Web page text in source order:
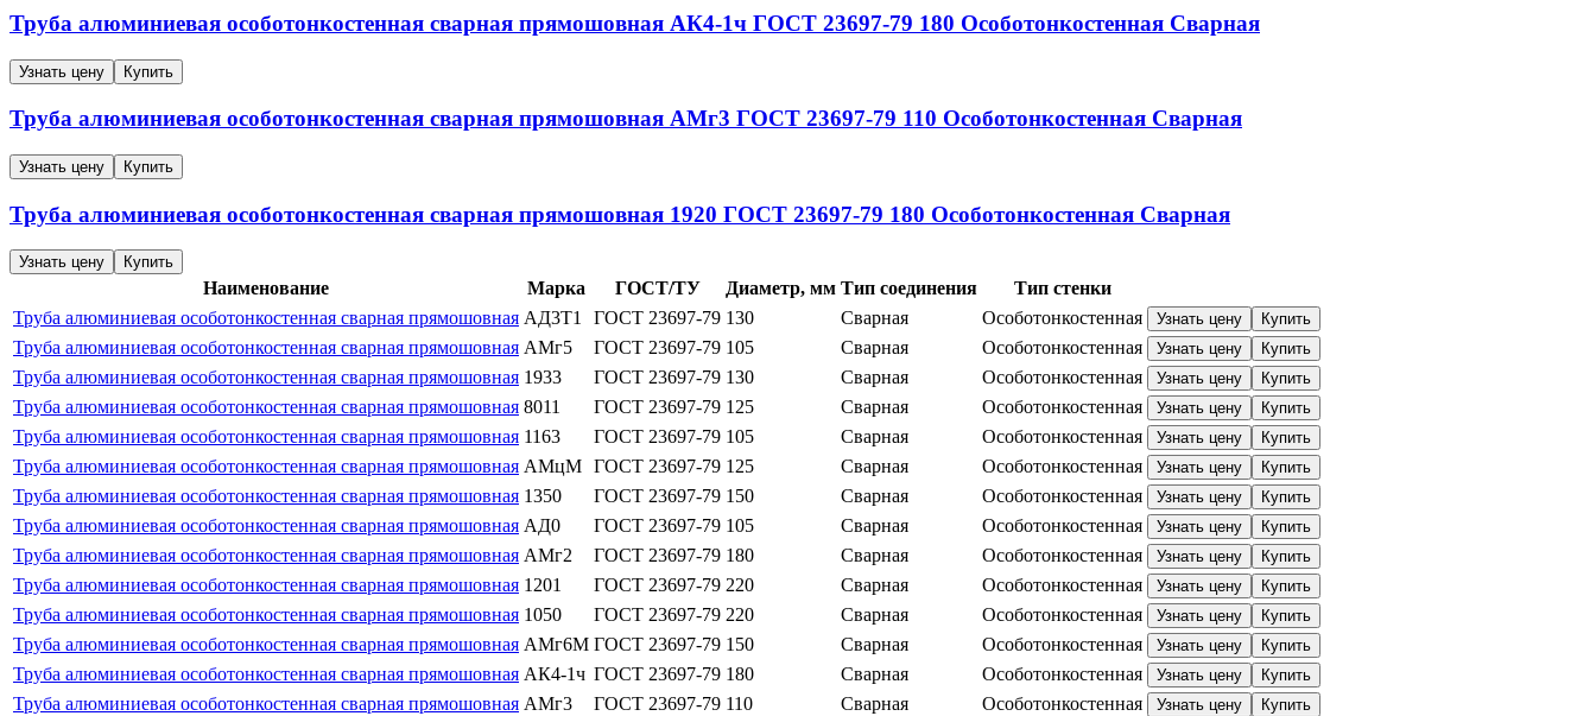
Труба алюминиевая особотонкостенная сварная прямошовная АК4-1ч ГОСТ 23697-79 180 Особотонкостенная Сварная
Узнать цену Купить
Труба алюминиевая особотонкостенная сварная прямошовная АМг3 ГОСТ 23697-79 110 Особотонкостенная Сварная
Узнать цену Купить
Труба алюминиевая особотонкостенная сварная прямошовная 1920 ГОСТ 23697-79 180 Особотонкостенная Сварная
Узнать цену Купить
Наименование Марка ГОСТ/ТУ Диаметр, мм Тип соединения
Тип стенки
Труба алюминиевая особотонкостенная сварная прямошовная АД3Т1 ГОСТ 23697-79 130 Сварная Особотонкостенная Узнать цену Купить
Труба алюминиевая особотонкостенная сварная прямошовная АМг5 ГОСТ 23697-79 105 Сварная Особотонкостенная Узнать цену Купить
Труба алюминиевая особотонкостенная сварная прямошовная 1933 ГОСТ 23697-79 130 Сварная Особотонкостенная Узнать цену Купить
Труба алюминиевая особотонкостенная сварная прямошовная 8011 ГОСТ 23697-79 125 Сварная Особотонкостенная Узнать цену Купить
Труба алюминиевая особотонкостенная сварная прямошовная 1163 ГОСТ 23697-79 105 Сварная Особотонкостенная Узнать цену Купить
Труба алюминиевая особотонкостенная сварная прямошовная АМцМ ГОСТ 23697-79 125 Сварная Особотонкостенная Узнать цену Купить
Труба алюминиевая особотонкостенная сварная прямошовная 1350 ГОСТ 23697-79 150 Сварная Особотонкостенная Узнать цену Купить
Труба алюминиевая особотонкостенная сварная прямошовная АД0 ГОСТ 23697-79 105 Сварная Особотонкостенная Узнать цену Купить
Труба алюминиевая особотонкостенная сварная прямошовная АМг2 ГОСТ 23697-79 180 Сварная Особотонкостенная Узнать цену Купить
Труба алюминиевая особотонкостенная сварная прямошовная 1201 ГОСТ 23697-79 220 Сварная Особотонкостенная Узнать цену Купить
Труба алюминиевая особотонкостенная сварная прямошовная 1050 ГОСТ 23697-79 220 Сварная Особотонкостенная Узнать цену Купить
Труба алюминиевая особотонкостенная сварная прямошовная АМг6М ГОСТ 23697-79 150 Сварная Особотонкостенная Узнать цену Купить
Труба алюминиевая особотонкостенная сварная прямошовная АК4-1ч ГОСТ 23697-79 180 Сварная Особотонкостенная Узнать цену Купить
Труба алюминиевая особотонкостенная сварная прямошовная АМг3 ГОСТ 23697-79 110 Сварная Особотонкостенная Узнать цену Купить